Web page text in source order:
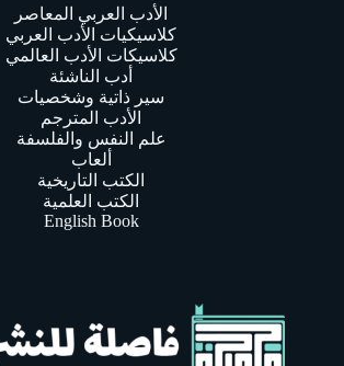
الأدب العربي المعاصر
كلاسيكيات الأدب العربي
كلاسيكات الأدب العالمي
أدب الناشئة
سير ذاتية وشخصيات
الأدب المترجم
علم النفس والفلسفة
ألعاب
الكتب التاريخية
الكتب العلمية
English Book